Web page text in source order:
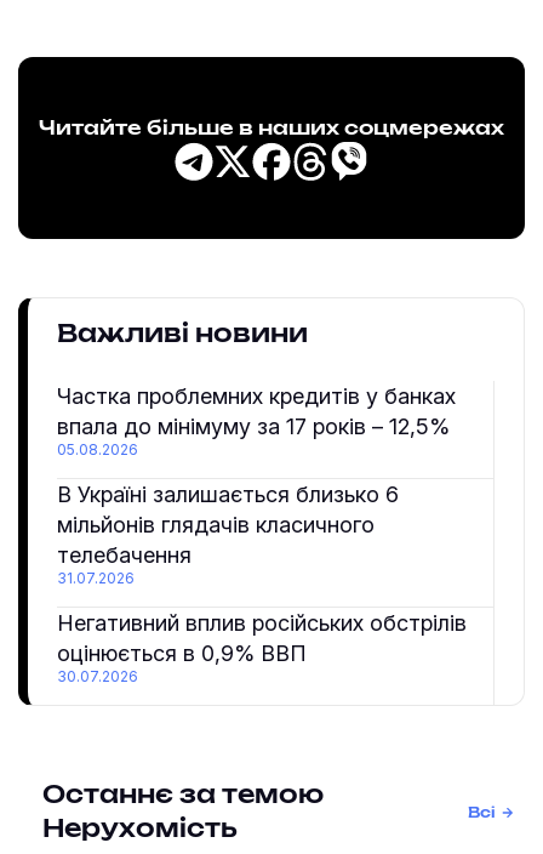
Читайте більше в наших соцмережах
Важливі новини
Частка проблемних кредитів у банках
впала до мінімуму за 17 років – 12,5%
05.08.2026
В Україні залишається близько 6
мільйонів глядачів класичного
телебачення
31.07.2026
Негативний вплив російських обстрілів
оцінюється в 0,9% ВВП
30.07.2026
Останнє за темою
Нерухомість
Всі